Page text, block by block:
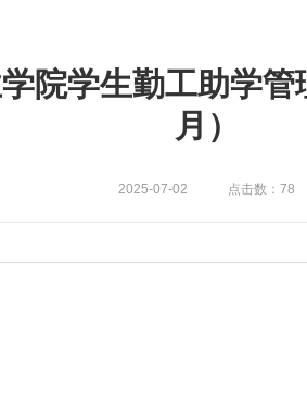
院学生勤工助学
月）
2025-07-02 点击数：78